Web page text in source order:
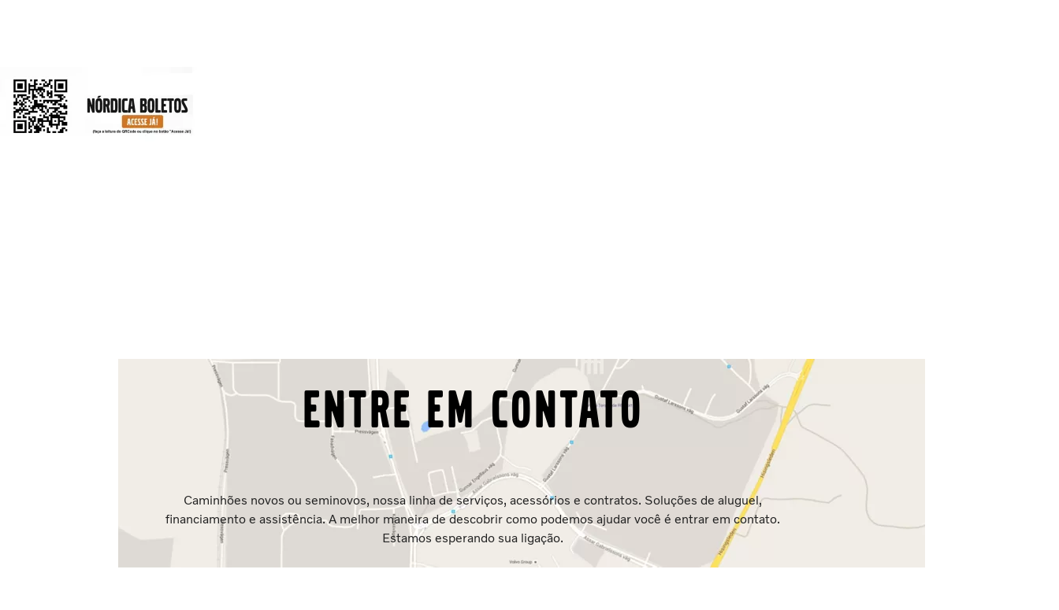
Entre em contato
Caminhões novos ou seminovos, nossa linha de serviços, acessórios e contratos. Soluções de aluguel,
financiamento e assistência. A melhor maneira de descobrir como podemos ajudar você é entrar em contato.
Estamos esperando sua ligação.